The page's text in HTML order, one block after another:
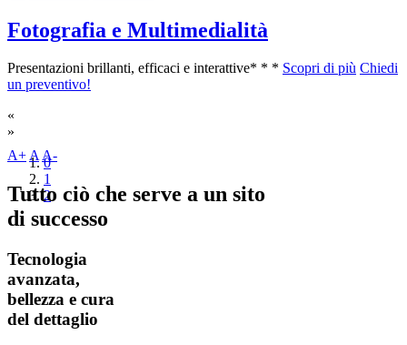
Fotografia e Multimedialità
Presentazioni brillanti, efficaci e interattive* * * Scopri di più Chiedi
un preventivo!
«
»
0
1
2
A+ A A-
Tutto ciò che serve a un sito
di successo
Tecnologia
avanzata,
bellezza e cura
del dettaglio